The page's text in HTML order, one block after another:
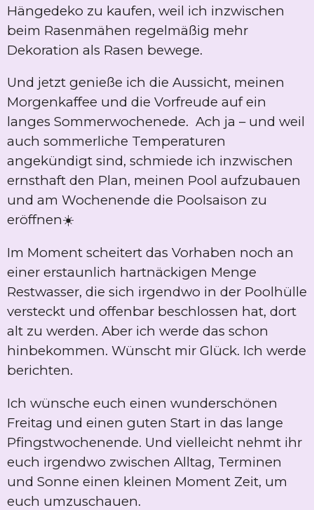
Hängedeko zu kaufen, weil ich inzwischen
beim Rasenmähen regelmäßig mehr
Dekoration als Rasen bewege.
Und jetzt genieße ich die Aussicht, meinen
Morgenkaffee und die Vorfreude auf ein
langes Sommerwochenede. Ach ja – und weil
auch sommerliche Temperaturen
angekündigt sind, schmiede ich inzwischen
ernsthaft den Plan, meinen Pool aufzubauen
und am Wochenende die Poolsaison zu
eröffnen☀️
Im Moment scheitert das Vorhaben noch an
einer erstaunlich hartnäckigen Menge
Restwasser, die sich irgendwo in der Poolhülle
versteckt und offenbar beschlossen hat, dort
alt zu werden. Aber ich werde das schon
hinbekommen. Wünscht mir Glück. Ich werde
berichten.
Ich wünsche euch einen wunderschönen
Freitag und einen guten Start in das lange
Pfingstwochenende. Und vielleicht nehmt ihr
euch irgendwo zwischen Alltag, Terminen
und Sonne einen kleinen Moment Zeit, um
euch umzuschauen.